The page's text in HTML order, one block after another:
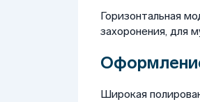
Горизонтальная
захоронения, для
Широкая